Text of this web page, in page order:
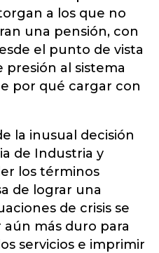
a los que no
una pensión, con
el punto de vista
presión al sistema
por qué cargar con
la inusual decisión
de Industria y
los términos
de lograr una
de crisis se
más duro para
servicios e imprimir